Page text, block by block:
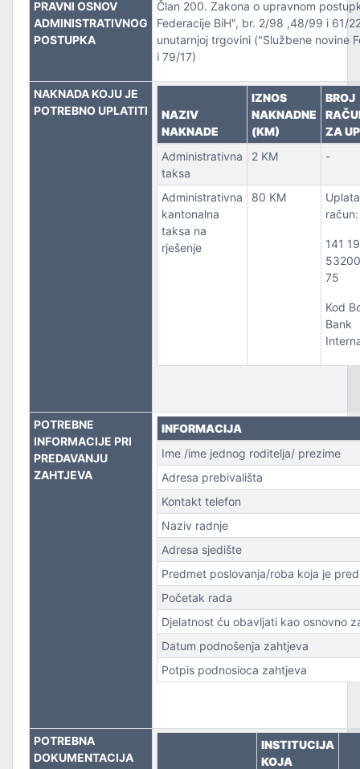
I SAOBRAĆAJ
IZBJEGLICE I RASELJENA LICA
PRAVNI OSNOV
ADMINISTRATIVNOG
POSTUPKA
Član 200. Zakona o upravnom
Federacije BiH", br. 2/98 ,48/99 i 61/
unutarnjoj trgovini ("Službene novine
i 79/17)
NAKNADA KOJU JE
POTREBNO UPLATITI
NAZIV
NAKNADE
IZNOS
NAKNADNE
(KM)
BROJ
ZA
Administrativna
taksa
2 KM -
Administrativna
kantonalna
taksa na
rješenje
80 KM
račun:
141
75
Kod
Bank
POTREBNE
INFORMACIJE PRI
PREDAVANJU
ZAHTJEVA
INFORMACIJA
Ime /ime jednog roditelja/ prezime
Adresa prebivališta
Kontakt telefon
Naziv radnje
Adresa sjedište
Predmet poslovanja/roba koja je
Početak rada
Djelatnost ću obavljati kao osnovno
Datum podnošenja zahtjeva
Potpis podnosioca zahtjeva
POTREBNA
DOKUMENTACIJA
INSTITUCIJA
KOJA